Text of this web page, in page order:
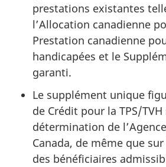
prestations existantes
l’Allocation canadienne
Prestation canadienne
handicapées et le
garanti.
Le supplément unique
de Crédit pour la TPS/TVH
détermination de
Canada, de même que
des bénéficiaires